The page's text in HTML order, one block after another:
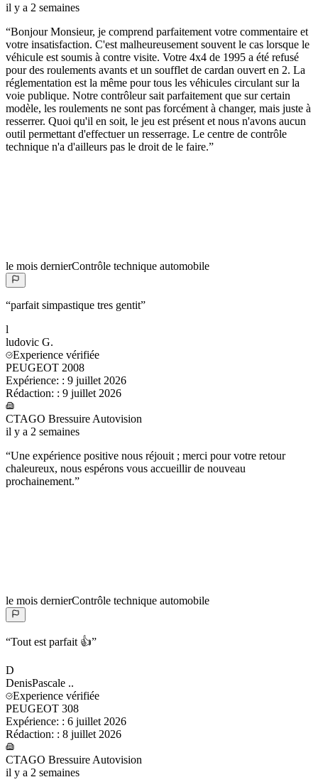
il y a 2 semaines
“Bonjour Monsieur, je comprend parfaitement votre commentaire et
votre insatisfaction. C'est malheureusement souvent le cas lorsque le
véhicule est soumis à contre visite. Votre 4x4 de 1995 a été refusé
pour des roulements avants et un soufflet de cardan ouvert en 2. La
réglementation est la même pour tous les véhicules circulant sur la
voie publique. Notre contrôleur sait parfaitement que sur certain
modèle, les roulements ne sont pas forcément à changer, mais juste à
resserrer. Quoi qu'il en soit, le jeu est présent et nous n'avons aucun
outil permettant d'effectuer un resserrage. Le centre de contrôle
technique n'a d'ailleurs pas le droit de le faire.”
le mois dernierContrôle technique automobile
“parfait simpastique tres gentit”
l
ludovic G.
Experience vérifiée
PEUGEOT 2008
Expérience: : 9 juillet 2026
Rédaction: : 9 juillet 2026
CTAGO Bressuire Autovision
il y a 2 semaines
“Une expérience positive nous réjouit ; merci pour votre retour
chaleureux, nous espérons vous accueillir de nouveau
prochainement.”
le mois dernierContrôle technique automobile
“Tout est parfait 👍”
D
DenisPascale ..
Experience vérifiée
PEUGEOT 308
Expérience: : 6 juillet 2026
Rédaction: : 8 juillet 2026
CTAGO Bressuire Autovision
il y a 2 semaines